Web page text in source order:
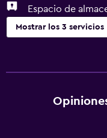
Espacio de
Mostrar los 3 servicios
Secador de pelo